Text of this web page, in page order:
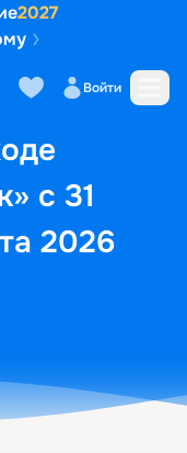
2027
Войти
с 31
2026
Маршрут и